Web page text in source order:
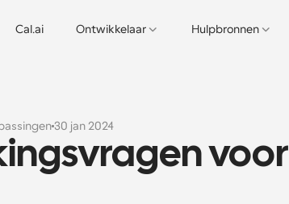
Cal.ai Ontwikkelaar Hulpbronnen
30 jan 2024
voor